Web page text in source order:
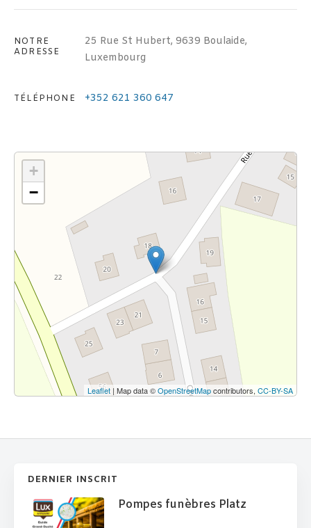
NOTRE
ADRESSE
25 Rue St Hubert, 9639 Boulaide,
Luxembourg
TÉLÉPHONE +352 621 360 647
+
−
Leaflet | Map data ©OpenStreetMapcontributors, CC-BY-SA
DERNIER INSCRIT
Pompes funèbres Platz